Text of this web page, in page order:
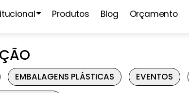
Produtos Blog Orçamento
EMBALAGENS PLÁSTICAS EVENTOS